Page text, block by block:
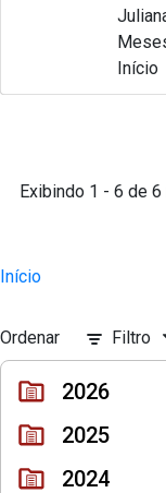
Início
Exibindo 1 - 6 de
Início
Ordenar Filtro
2026
2025
2024